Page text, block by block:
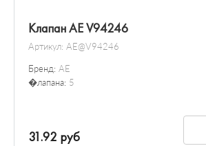
Клапан AE V94246
Артикул: AE@V94246
Бренд: AE
�лапана: 5
31.92 руб